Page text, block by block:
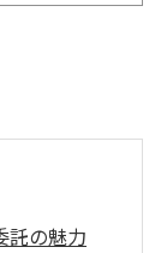
託の魅力